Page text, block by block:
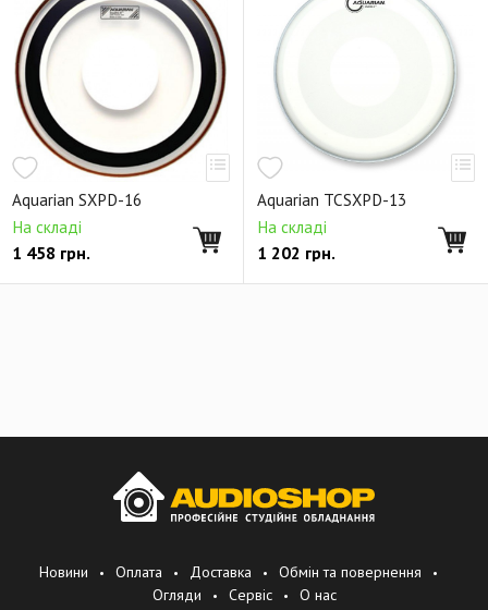
Aquarian SXPD-16
На складі
1 458 грн.
Aquarian TCSXPD-13
На складі
1 202 грн.
Новини Оплата Доставка
Обмін та повернення
Огляди
Сервіс О нас